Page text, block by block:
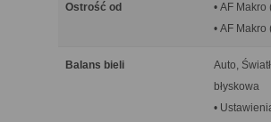
Ostrość od
• AF
• AF
Balans bieli
Auto,
błyskowa
•